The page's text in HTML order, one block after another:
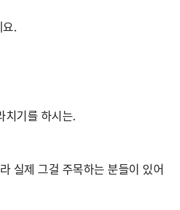
.
기를 하시는.
실제 그걸 주목하는 분들이 있어